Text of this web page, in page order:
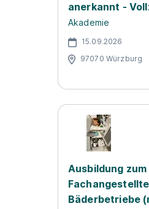
anerkannt -
Akademie
15.09.2026
97070 Würzburg
Ausbildung zum
Bäderbetriebe